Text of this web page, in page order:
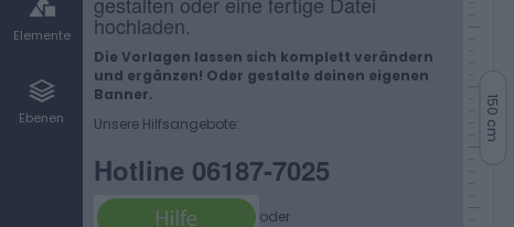
Elemente
Ebenen
hochladen.
Die Vorlagen lassen sich komplett verändern
und ergänzen! Oder gestalte deinen eigenen
Banner.
Unsere Hilfsangebote:
Hotline 06187-7025
oder
150 cm